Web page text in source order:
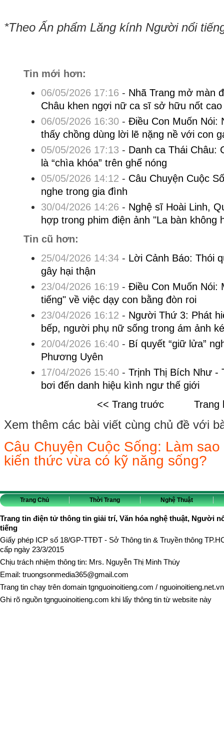
*Theo Ấn phẩm Lăng kính Người nổi
Tin mới hơn:
06/05/2026 17:16 - Nhã Trang mở màn
Châu khen ngợi nữ ca sĩ sở hữu nốt cao
06/05/2026 16:30- Điều Con Muốn Nói:
thấy chồng dùng lời lẽ nặng nề với con
05/05/2026 17:13 - Danh ca Thái Châu:
là “chìa khóa” trên ghế nóng
05/05/2026 14:12 - Câu Chuyện Cuộc
nghe trong gia đình
30/04/2026 14:26 - Nghệ sĩ Hoài Linh,
hợp trong phim điện ảnh "La bàn không
Tin cũ hơn:
25/04/2026 14:34- Lời Cảnh Báo: Thói
gây hại thận
23/04/2026 16:19 - Điều Con Muốn Nói:
tiếng" về việc dạy con bằng đòn roi
23/04/2026 16:12 - Người Thứ 3: Phát
bếp, người phụ nữ sống trong ám ảnh
20/04/2026 16:40- Bí quyết “giữ lửa”
Phương Uyên
17/04/2026 15:40- Trịnh Thị Bích Như -
bơi đến danh hiệu kình ngư thế giới
<< Trang truớc
Trang
Xem thêm các bài viết cùng chủ đề với
Câu Chuyện Cuộc Sống: Làm
kiến thức vừa có kỹ năng sống?
Trang Chủ Thời Trang Nghệ Thuật
Trang tin điện tử thông tin giải trí, Văn hóa nghệ thuật, Người
tiếng
Giấy phép ICP số 18/GP-TTĐT - Sở Thông tin & Truyền thông
cấp ngày 23/3/2015
Chịu trách nhiệm thông tin: Mrs. Nguyễn Thị Minh Thúy
Email: truongsonmedia365@gmail.com
Trang tin chạy trên domain tgnguoinoitieng.com / nguoinoitieng.net.vn
Ghi rõ nguồn tgnguoinoitieng.com khi lấy thông tin từ website này